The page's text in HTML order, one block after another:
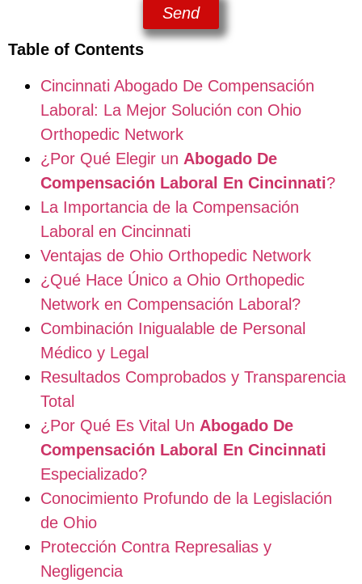
Send
Table of Contents
Cincinnati Abogado De Compensación
Laboral: La Mejor Solución con Ohio
Orthopedic Network
¿Por Qué Elegir un Abogado De
Compensación Laboral En Cincinnati?
La Importancia de la Compensación
Laboral en Cincinnati
Ventajas de Ohio Orthopedic Network
¿Qué Hace Único a Ohio Orthopedic
Network en Compensación Laboral?
Combinación Inigualable de Personal
Médico y Legal
Resultados Comprobados y Transparencia
Total
¿Por Qué Es Vital Un Abogado De
Compensación Laboral En Cincinnati
Especializado?
Conocimiento Profundo de la Legislación
de Ohio
Protección Contra Represalias y
Negligencia